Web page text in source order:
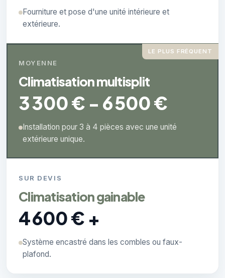
Fourniture et pose d'une unité intérieure et
extérieure.
LE PLUS FRÉQUENT
MOYENNE
Climatisation multisplit
3 300 € - 6 500 €
Installation pour 3 à 4 pièces avec une unité
extérieure unique.
SUR DEVIS
Climatisation gainable
4 600 € +
Système encastré dans les combles ou faux-
plafond.